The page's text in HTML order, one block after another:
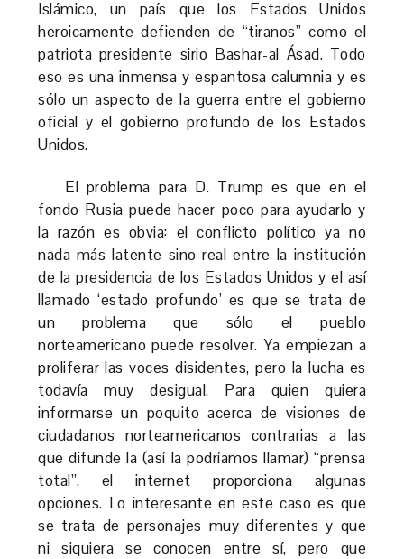
Islámico, un país que los Estados Unidos
heroicamente defienden de “tiranos” como el
patriota presidente sirio Bashar-al Ásad. Todo
eso es una inmensa y espantosa calumnia y es
sólo un aspecto de la guerra entre el gobierno
oficial y el gobierno profundo de los Estados
Unidos.
El problema para D. Trump es que en el
fondo Rusia puede hacer poco para ayudarlo y
la razón es obvia: el conflicto político ya no
nada más latente sino real entre la institución
de la presidencia de los Estados Unidos y el así
llamado ‘estado profundo’ es que se trata de
un problema que sólo el pueblo
norteamericano puede resolver. Ya empiezan a
proliferar las voces disidentes, pero la lucha es
todavía muy desigual. Para quien quiera
informarse un poquito acerca de visiones de
ciudadanos norteamericanos contrarias a las
que difunde la (así la podríamos llamar) “prensa
total”, el internet proporciona algunas
opciones. Lo interesante en este caso es que
se trata de personajes muy diferentes y que
ni siquiera se conocen entre sí, pero que